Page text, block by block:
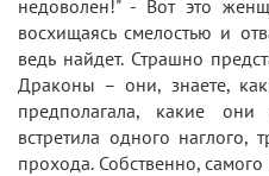
недоволен!" - Вот это
восхищаясь смелостью и
ведь найдет. Страшно
Драконы – они, знаете,
предполагала, какие
встретила одного наглого,
прохода. Собственно,